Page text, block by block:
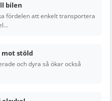
bilen
fördelen att enkelt transportera
mot stöld
och dyra så ökar också